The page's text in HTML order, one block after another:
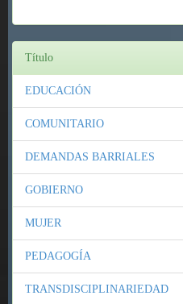
Título
EDUCACIÓN
COMUNITARIO
DEMANDAS BARRIALES
GOBIERNO
MUJER
PEDAGOGÍA
TRANSDISCIPLINARIEDAD